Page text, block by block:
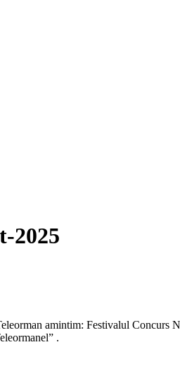
2025
amintim: Festivalul
.